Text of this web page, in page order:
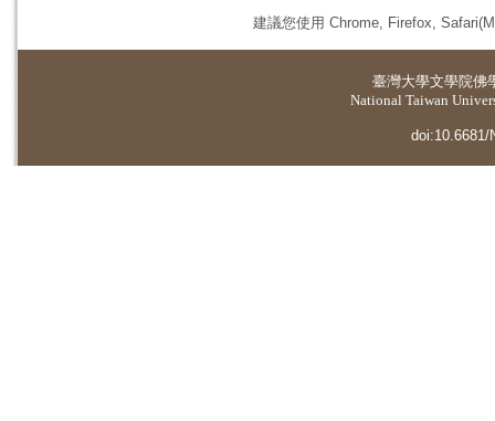
建議您使用 Chrome, Firefox,
臺灣大學文學院佛
National Taiwan
doi:10.6681/